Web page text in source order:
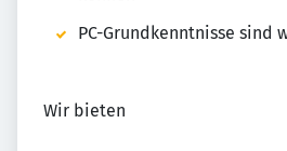
PC-Grundkenntnisse sind
Wir bieten